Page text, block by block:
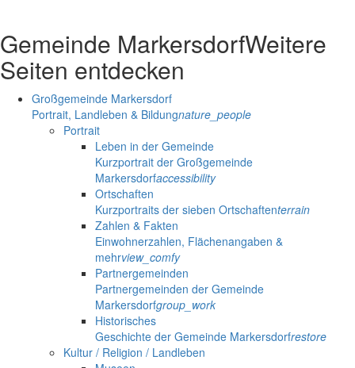
Gemeinde MarkersdorfWeitere
Seiten entdecken
Großgemeinde Markersdorf
Portrait, Landleben & Bildungnature_people
Portrait
Leben in der Gemeinde
Kurzportrait der Großgemeinde
Markersdorfaccessibility
Ortschaften
Kurzportraits der sieben Ortschaftenterrain
Zahlen & Fakten
Einwohnerzahlen, Flächenangaben &
mehrview_comfy
Partnergemeinden
Partnergemeinden der Gemeinde
Markersdorfgroup_work
Historisches
Geschichte der Gemeinde Markersdorfrestore
Kultur / Religion / Landleben